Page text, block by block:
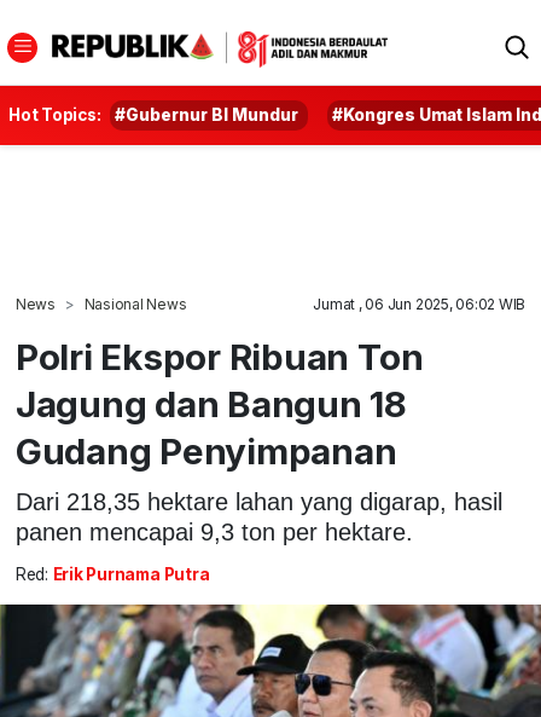
Hot Topics: #Gubernur BI Mundur #Kongres Umat Islam
News Nasional News Jumat , 06 Jun 2025, 06:02 WIB
Polri Ekspor Ribuan Ton
Jagung dan Bangun 18
Gudang Penyimpanan
Dari 218,35 hektare lahan yang digarap, hasil
panen mencapai 9,3 ton per hektare.
Red: Erik Purnama Putra